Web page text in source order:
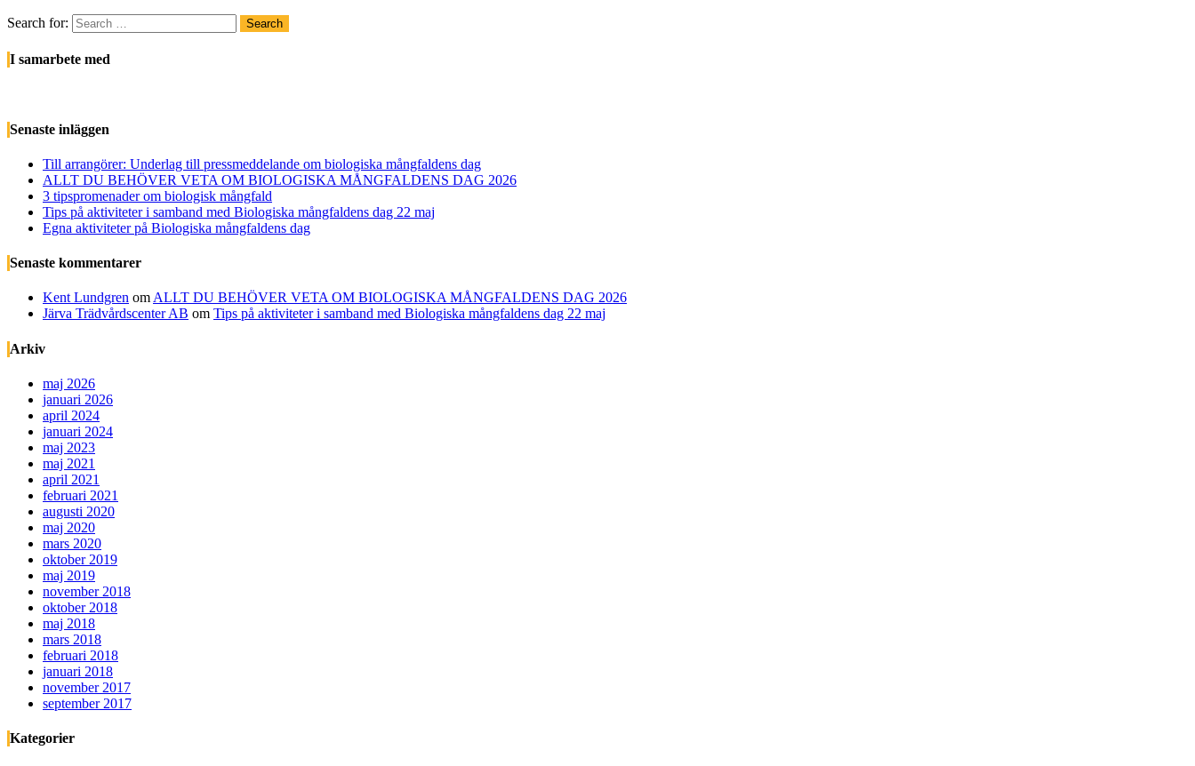
Search for: Search
I samarbete med
Senaste inläggen
Till arrangörer: Underlag till pressmeddelande om biologiska mångfaldens dag
ALLT DU BEHÖVER VETA OM BIOLOGISKA MÅNGFALDENS DAG 2026
3 tipspromenader om biologisk mångfald
Tips på aktiviteter i samband med Biologiska mångfaldens dag 22 maj
Egna aktiviteter på Biologiska mångfaldens dag
Senaste kommentarer
Kent Lundgren om ALLT DU BEHÖVER VETA OM BIOLOGISKA MÅNGFALDENS DAG 2026
Järva Trädvårdscenter AB om Tips på aktiviteter i samband med Biologiska mångfaldens dag 22 maj
Arkiv
maj 2026
januari 2026
april 2024
januari 2024
maj 2023
maj 2021
april 2021
februari 2021
augusti 2020
maj 2020
mars 2020
oktober 2019
maj 2019
november 2018
oktober 2018
maj 2018
mars 2018
februari 2018
januari 2018
november 2017
september 2017
Kategorier